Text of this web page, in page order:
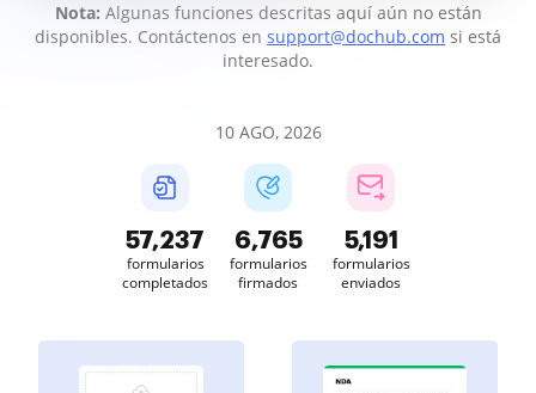
Nota: Algunas funciones descritas aquí aún no están
disponibles. Contáctenos en support@dochub.com si está
interesado.
10 AGO, 2026
57,241
formularios
completados
6,765
formularios
firmados
5,191
formularios
enviados